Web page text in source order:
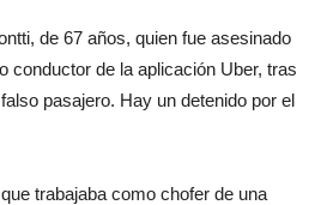
de 67 años, quien fue asesinado
conductor de la aplicación Uber, tras
pasajero. Hay un detenido por el
trabajaba como chofer de una